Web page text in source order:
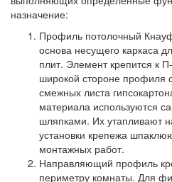
назначение:
Профиль потолочный
основа несущего каркаса
плит. Элемент крепится к
широкой стороне профиля
смежных листа
материала используются
шляпками. Их утапливают
установки крепежа
монтажных работ.
Направляющий профиль
периметру комнаты. Для